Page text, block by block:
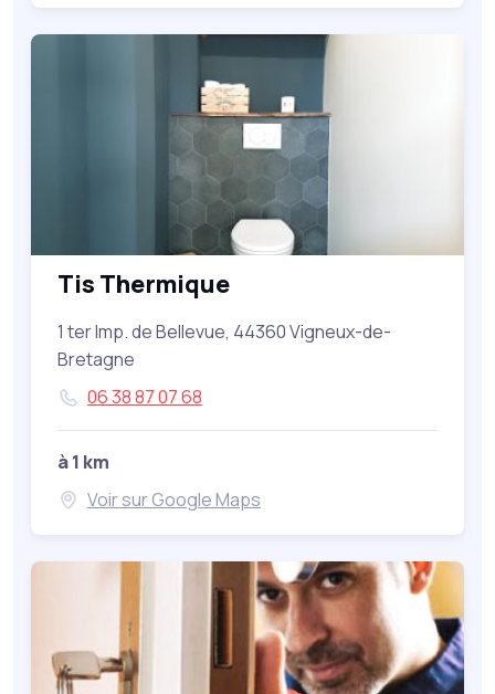
Tis Thermique
1 ter Imp. de Bellevue, 44360 Vigneux-de-
Bretagne
06 38 87 07 68
à 1 km
Voir sur Google Maps